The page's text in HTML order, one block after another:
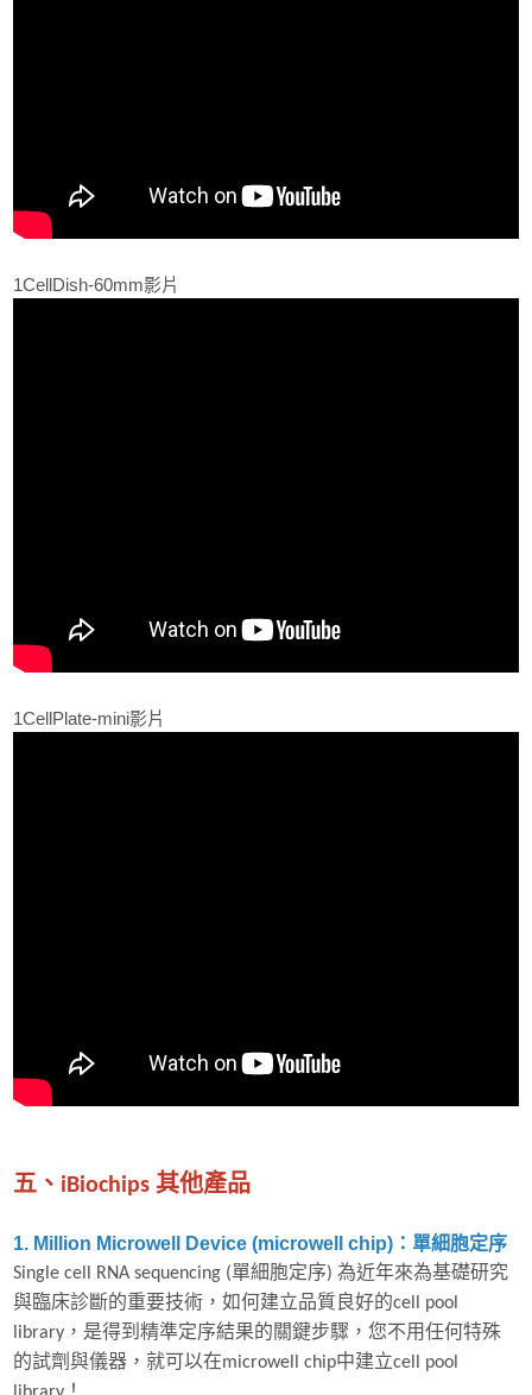
1CellDish-60mm影片
1CellPlate-mini影片
五、iBiochips 其他產品
1. Million Microwell Device (microwell chip)：單細胞定序
Single cell RNA sequencing (單細胞定序) 為近年來為基礎研究
與臨床診斷的重要技術，如何建立品質良好的cell pool
library，是得到精準定序結果的關鍵步驟，您不用任何特殊
的試劑與儀器，就可以在microwell chip中建立cell pool